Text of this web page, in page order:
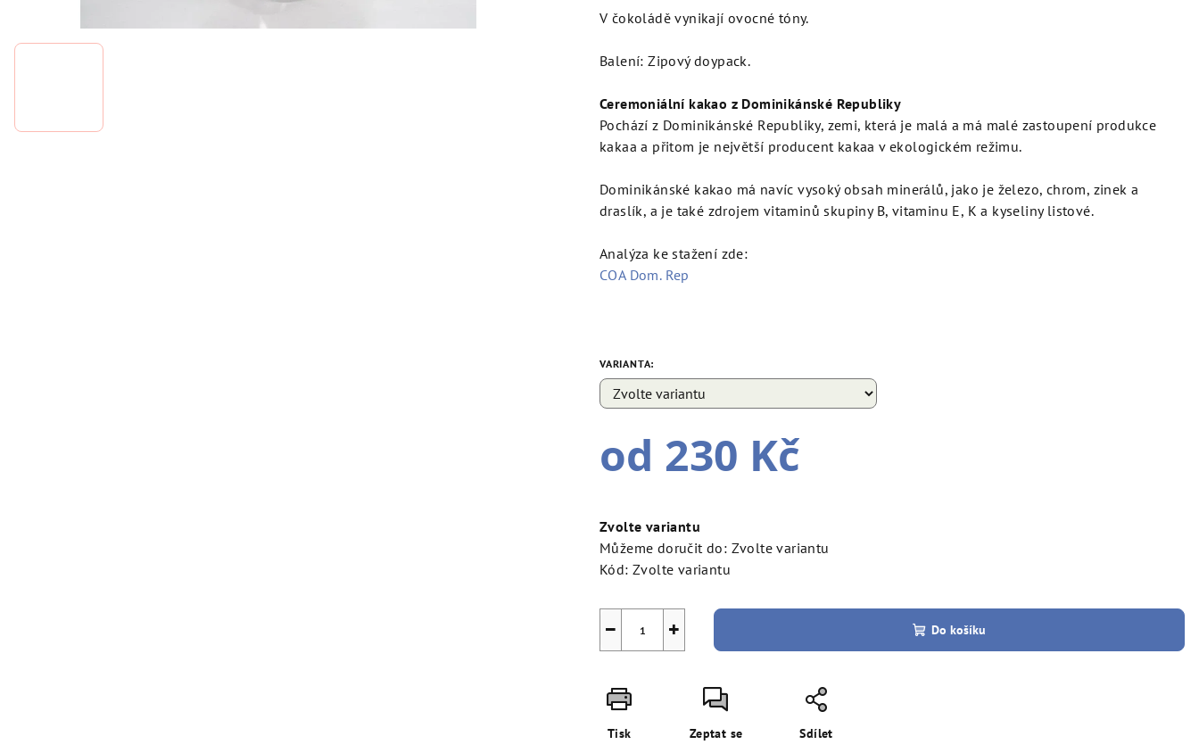
V čokoládě vynikají ovocné tóny.
Balení: Zipový doypack.
Ceremoniální kakao z Dominikánské Republiky
Pochází z Dominikánské Republiky, zemi, která je malá a má malé zastoupení produkce
kakaa a přitom je největší producent kakaa v ekologickém režimu.
Dominikánské kakao má navíc vysoký obsah minerálů, jako je železo, chrom, zinek a
draslík, a je také zdrojem vitaminů skupiny B, vitaminu E, K a kyseliny listové.
Analýza ke stažení zde:
COA Dom. Rep
VARIANTA:
od 230 Kč
cena:
Zvolte variantu
Můžeme doručit do: Zvolte variantu
Kód: Zvolte variantu
+
− Do košíku
Tisk Zeptat se Sdílet